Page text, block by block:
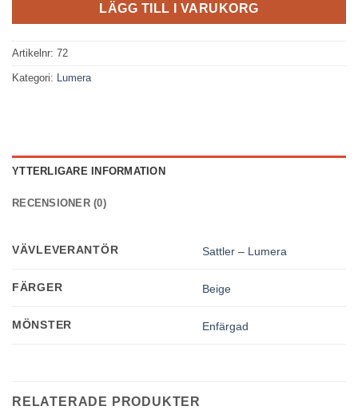
LÄGG TILL I VARUKORG
Artikelnr: 72
Kategori: Lumera
YTTERLIGARE INFORMATION
RECENSIONER (0)
VÄVLEVERANTÖR Sattler – Lumera
FÄRGER Beige
MÖNSTER Enfärgad
RELATERADE PRODUKTER